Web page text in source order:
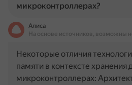
микроконтроллерах?
Алиса
На основе источников, возможны
Некоторые отличия
памяти в контексте хранения
микроконтроллерах: